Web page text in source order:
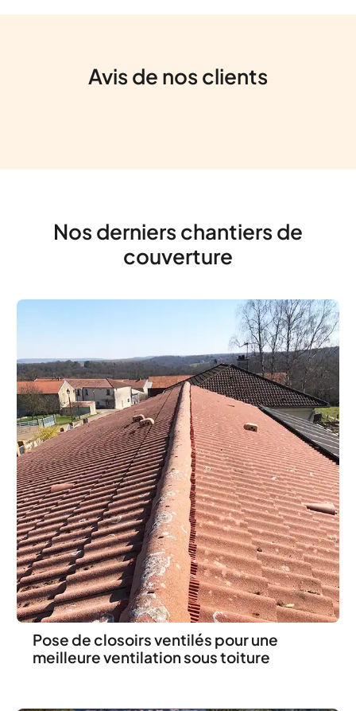
Avis de nos clients
Nos derniers chantiers de
couverture
Pose de closoirs ventilés pour une
meilleure ventilation sous toiture